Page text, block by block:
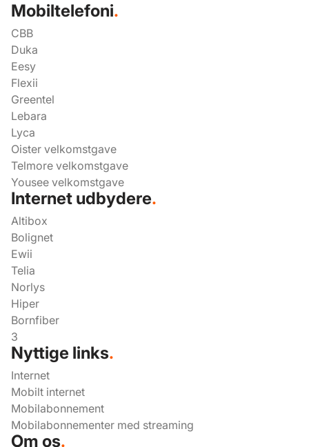
Mobiltelefoni.
CBB
Duka
Eesy
Flexii
Greentel
Lebara
Lyca
Oister velkomstgave
Telmore velkomstgave
Yousee velkomstgave
Internet udbydere.
Altibox
Bolignet
Ewii
Telia
Norlys
Hiper
Bornfiber
3
Nyttige links.
Internet
Mobilt internet
Mobilabonnement
Mobilabonnementer med streaming
Om os.